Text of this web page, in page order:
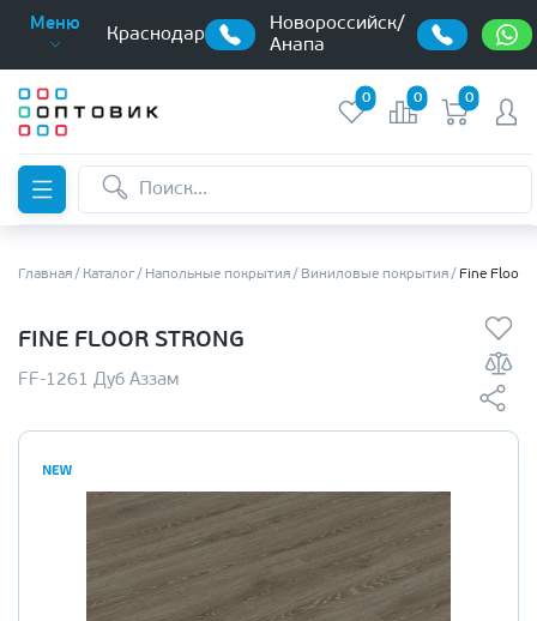
Меню
Краснодар
Новороссийск/
Анапа
0 0 0
Главная Каталог Напольные покрытия Виниловые покрытия Fine Floor
FINE FLOOR STRONG
FF-1261 Дуб Аззам